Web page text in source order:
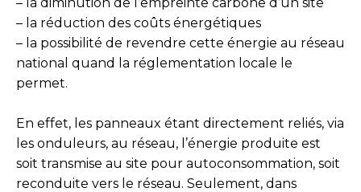
– la réduction des coûts énergétiques
– la possibilité de revendre cette énergie au réseau
national quand la réglementation locale le
permet.
En effet, les panneaux étant directement reliés, via
les onduleurs, au réseau, l’énergie produite est
soit transmise au site pour autoconsommation, soit
reconduite vers le réseau. Seulement, dans